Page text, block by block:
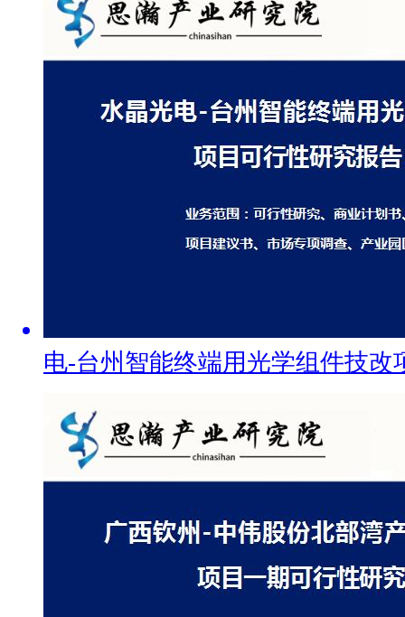
电-台州智能终端用光学组件技改